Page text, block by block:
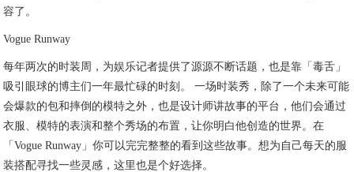
容了。
Vogue Runway
每年两次的时装周，为娱乐记者提供了源源不断话题，也是靠「毒舌」
吸引眼球的博主们一年最忙碌的时刻。 一场时装秀，除了一个未来可能
会爆款的包和摔倒的模特之外，也是设计师讲故事的平台，他们会通过
衣服、模特的表演和整个秀场的布置，让你明白他创造的世界。在
「Vogue Runway」你可以完完整整的看到这些故事。想为自己每天的服
装搭配寻找一些灵感，这里也是个好选择。